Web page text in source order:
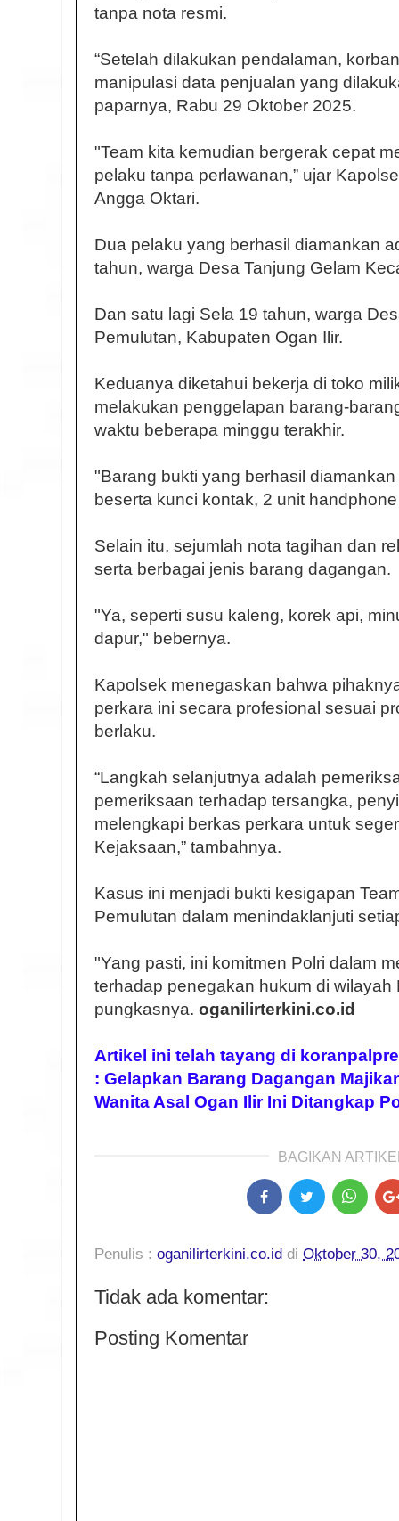
tanpa nota resmi.
“Setelah dilakukan pendalaman,
manipulasi data penjualan yang
paparnya, Rabu 29 Oktober 2025.
"Team kita kemudian bergerak cepat
pelaku tanpa perlawanan,” ujar
Angga Oktari.
Dua pelaku yang berhasil diamankan
tahun, warga Desa Tanjung Gelam
Dan satu lagi Sela 19 tahun, warga
Pemulutan, Kabupaten Ogan Ilir.
Keduanya diketahui bekerja di toko
melakukan penggelapan barang-
waktu beberapa minggu terakhir.
"Barang bukti yang berhasil
beserta kunci kontak, 2 unit
Selain itu, sejumlah nota tagihan dan
serta berbagai jenis barang dagangan.
"Ya, seperti susu kaleng, korek api,
dapur," bebernya.
Kapolsek menegaskan bahwa
perkara ini secara profesional sesuai
berlaku.
“Langkah selanjutnya adalah
pemeriksaan terhadap tersangka,
melengkapi berkas perkara untuk
Kejaksaan,” tambahnya.
Kasus ini menjadi bukti kesigapan
Pemulutan dalam menindaklanjuti
"Yang pasti, ini komitmen Polri dalam
terhadap penegakan hukum di wilayah
pungkasnya. oganilirterkini.co.id
Artikel ini telah tayang di
: Gelapkan Barang Dagangan
Wanita Asal Ogan Ilir Ini Ditangkap
BAGIKAN
Penulis : oganilirterkini.co.id di Oktober 30,
Tidak ada komentar:
Posting Komentar